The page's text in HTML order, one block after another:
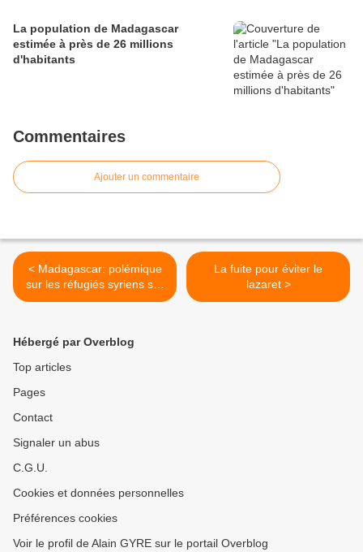
La population de Madagascar
estimée à près de 26 millions
d'habitants
Commentaires
Ajouter un commentaire
< Madagascar: polémique
sur les réfugiés syriens sur
fond de nationalisme
La fuite pour éviter le
lazaret >
Hébergé par Overblog
Top articles
Pages
Contact
Signaler un abus
C.G.U.
Cookies et données personnelles
Préférences cookies
Voir le profil de Alain GYRE sur le portail Overblog